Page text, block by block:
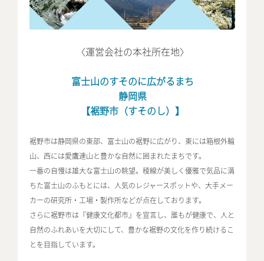
〈運営会社の本社所在地〉
富士山のすそのに広がるまち
静岡県
【裾野市（すそのし）】
裾野市は静岡県の東部、富士山の裾野に広がり、東には箱根外輪
山、西には愛鷹連山と豊かな自然に囲まれたまちです。
一番の自慢は雄大な富士山の眺望。稜線が美しく優雅で気品に満
ちた富士山のふもとには、人気のレジャースポットや、大手メー
カーの研究所・工場・製作所などが点在しております。
さらに裾野市は『健康文化都市』を宣言し、誰もが健康で、人と
自然のふれあいを大切にして、豊かな裾野の文化を作り続けるこ
とを目指しています。